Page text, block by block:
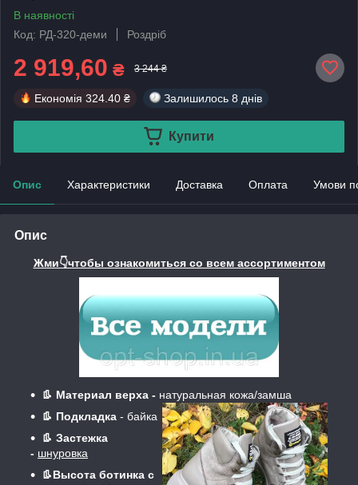
В наявності
Код: РД-320-деми
Роздріб
2 919,60 ₴ 3 244 ₴
Економія 324.40 ₴ Залишилось 8 днів
Купити
Опис Характеристики Доставка Оплата Умови
Опис
Жми👇чтобы ознакомиться со всем ассортиментом
👢 Материал верха - натуральная кожа/замша
👢 Подкладка - байка
👢 Застежка
- шнуровка
👢Высота ботинка с